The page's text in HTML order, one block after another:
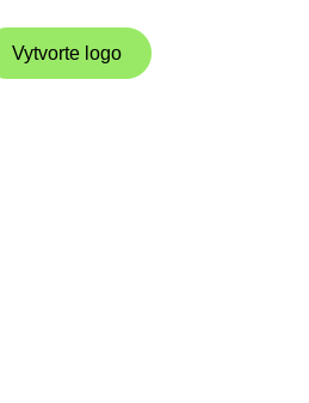
Vytvorte logo